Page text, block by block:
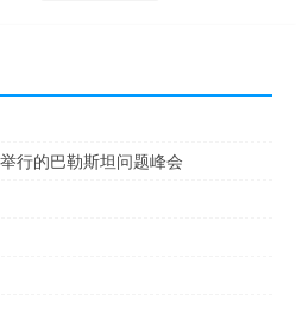
行的巴勒斯坦问题峰会